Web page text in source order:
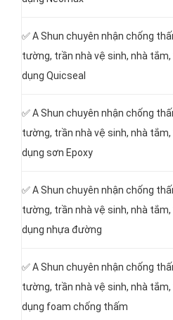
✅ A Shun chuyên nhận chống
tường, trần nhà vệ sinh, nhà
dụng Quicseal
✅ A Shun chuyên nhận chống
tường, trần nhà vệ sinh, nhà
dụng sơn Epoxy
✅ A Shun chuyên nhận chống
tường, trần nhà vệ sinh, nhà
dụng nhựa đường
✅ A Shun chuyên nhận chống
tường, trần nhà vệ sinh, nhà
dụng foam chống thấm